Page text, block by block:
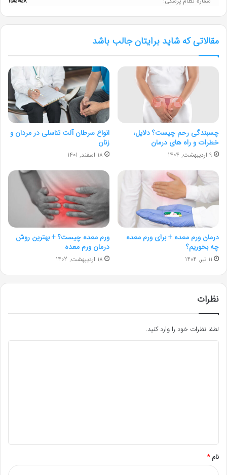
مقالاتی که شاید برایتان جالب باشد
چسبندگی رحم چیست؟ دلایل،
خطرات و راه های درمان
9 اردیبهشت, 1404
انواع سرطان آلت تناسلی در مردان و
زنان
18 اسفند, 1401
درمان ورم معده + برای ورم معده
چه بخوریم؟
11 تیر, 1404
ورم معده چیست؟ + بهترین روش
درمان ورم معده
18 اردیبهشت, 1402
نظرات
لطفا نظرات خود را وارد کنید.
نام*